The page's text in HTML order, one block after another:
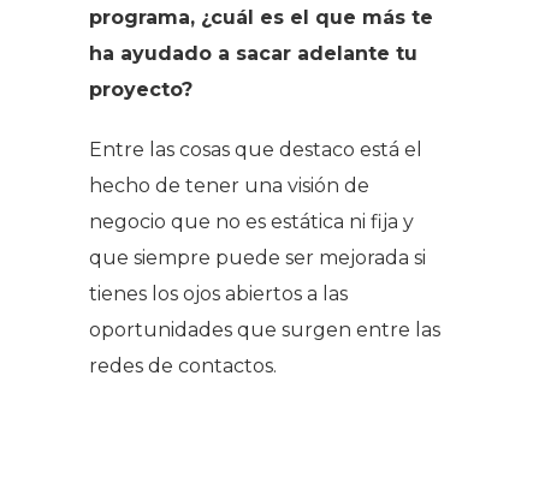
programa, ¿cuál es el que más te
ha ayudado a sacar adelante tu
proyecto?
Entre las cosas que destaco está el
hecho de tener una visión de
negocio que no es estática ni fija y
que siempre puede ser mejorada si
tienes los ojos abiertos a las
oportunidades que surgen entre las
redes de contactos.